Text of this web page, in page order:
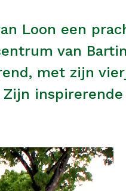
Loon een
van
met zijn